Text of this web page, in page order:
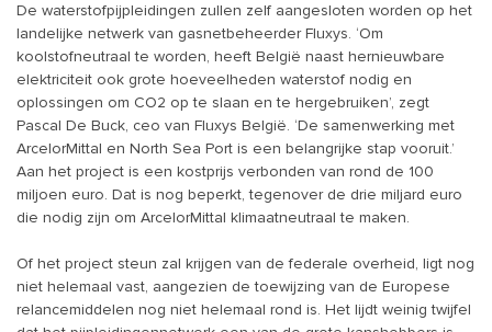
De waterstofpijpleidingen zullen zelf aangesloten worden op het
landelijke netwerk van gasnetbeheerder Fluxys. ‘Om
koolstofneutraal te worden, heeft België naast hernieuwbare
elektriciteit ook grote hoeveelheden waterstof nodig en
oplossingen om CO2 op te slaan en te hergebruiken’, zegt
Pascal De Buck, ceo van Fluxys België. ‘De samenwerking met
ArcelorMittal en North Sea Port is een belangrijke stap vooruit.’
Aan het project is een kostprijs verbonden van rond de 100
miljoen euro. Dat is nog beperkt, tegenover de drie miljard euro
die nodig zijn om ArcelorMittal klimaatneutraal te maken.
Of het project steun zal krijgen van de federale overheid, ligt nog
niet helemaal vast, aangezien de toewijzing van de Europese
relancemiddelen nog niet helemaal rond is. Het lijdt weinig twijfel